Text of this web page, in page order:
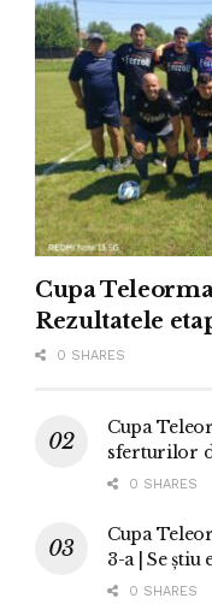
Cupa
Rezultatele
0 SHARES
Cupa
sferturilor
0 SHARES
Cupa
3-a | Se
0 SHARES